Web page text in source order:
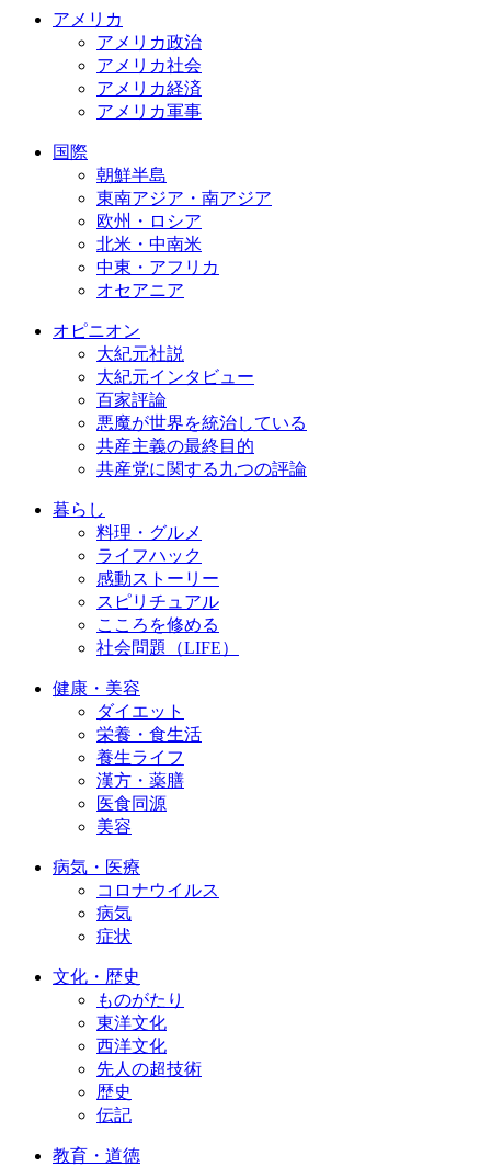
アメリカ
アメリカ政治
アメリカ社会
アメリカ経済
アメリカ軍事
国際
朝鮮半島
東南アジア・南アジア
欧州・ロシア
北米・中南米
中東・アフリカ
オセアニア
オピニオン
大紀元社説
大紀元インタビュー
百家評論
悪魔が世界を統治している
共産主義の最終目的
共産党に関する九つの評論
暮らし
料理・グルメ
ライフハック
感動ストーリー
スピリチュアル
こころを修める
社会問題（LIFE）
健康・美容
ダイエット
栄養・食生活
養生ライフ
漢方・薬膳
医食同源
美容
病気・医療
コロナウイルス
病気
症状
文化・歴史
ものがたり
東洋文化
西洋文化
先人の超技術
歴史
伝記
教育・道徳